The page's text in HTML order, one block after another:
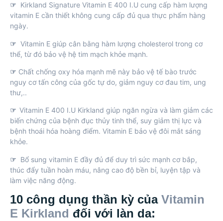
☞ Kirkland Signature Vitamin E 400 I.U cung cấp hàm lượng
vitamin E cần thiết không cung cấp đủ qua thực phẩm hàng
ngày.
☞ Vitamin E giúp cân bằng hàm lượng cholesterol trong cơ
thể, từ đó bảo vệ hệ tim mạch khỏe mạnh.
☞ Chất chống oxy hóa mạnh mẽ này bảo vệ tế bào trước
nguy cơ tấn công của gốc tự do, giảm nguy cơ đau tim, ung
thư,..
☞ Vitamin E 400 I.U Kirkland giúp ngăn ngừa và làm giảm các
biến chứng của bệnh đục thủy tinh thể, suy giảm thị lực và
bệnh thoái hóa hoàng điểm. Vitamin E bảo vệ đôi mắt sáng
khỏe.
☞ Bổ sung vitamin E đầy đủ để duy trì sức mạnh cơ bắp,
thúc đẩy tuần hoàn máu, nâng cao độ bền bỉ, luyện tập và
làm việc năng động.
10 công dụng thần kỳ của Vitamin
E Kirkland đối với làn da: